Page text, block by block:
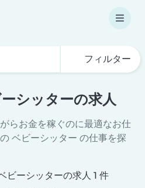
フィルター
シッターの求人
らお金を稼ぐのに最適なお仕
ベビーシッター の仕事を探
ビーシッターの求人 1 件